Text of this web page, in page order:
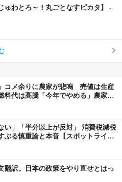
ゅわとろ～！丸ごとなすピカタ】 -
コメ余りに農家が悲鳴 売値は生産
代は高騰「今年でやめる」農家も
い」「半分以上が反対」 消費税減税
る慎重論と本音【スポットライ
翻訳。日本の政策をやり直せとはっ